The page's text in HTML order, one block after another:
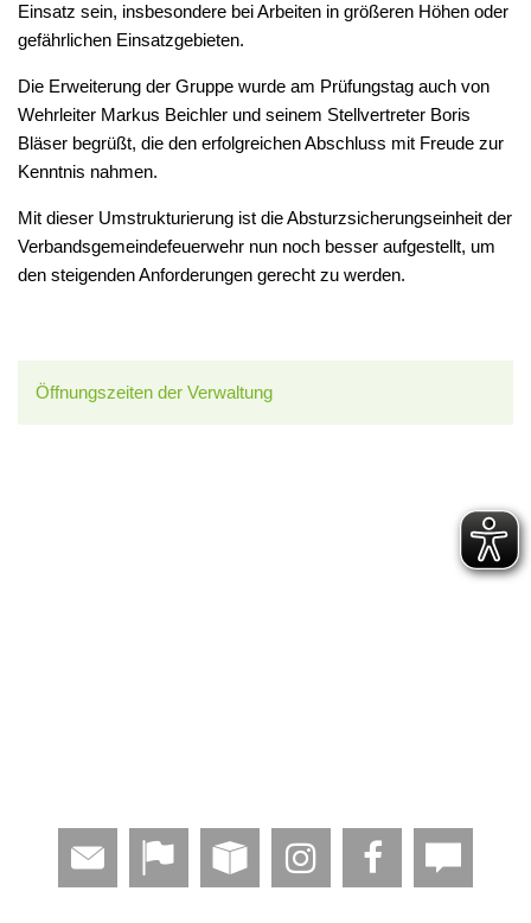
Einsatz sein, insbesondere bei Arbeiten in größeren Höhen oder
gefährlichen Einsatzgebieten.
Die Erweiterung der Gruppe wurde am Prüfungstag auch von
Wehrleiter Markus Beichler und seinem Stellvertreter Boris
Bläser begrüßt, die den erfolgreichen Abschluss mit Freude zur
Kenntnis nahmen.
Mit dieser Umstrukturierung ist die Absturzsicherungseinheit der
Verbandsgemeindefeuerwehr nun noch besser aufgestellt, um
den steigenden Anforderungen gerecht zu werden.
Öffnungszeiten der Verwaltung